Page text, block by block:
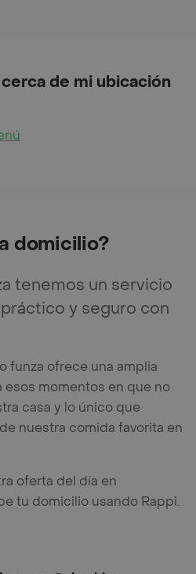
de mi ubicación
domicilio?
tenemos un servicio
y seguro con
funza ofrece una amplia
esos momentos en que no
casa y lo único que
nuestra comida favorita en
oferta del día en
tu domicilio usando Rappi.